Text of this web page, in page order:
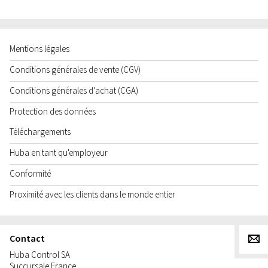
Mentions légales
Conditions générales de vente (CGV)
Conditions générales d'achat (CGA)
Protection des données
Téléchargements
Huba en tant qu'employeur
Conformité
Proximité avec les clients dans le monde entier
Contact
Huba Control SA
Succursale France
g